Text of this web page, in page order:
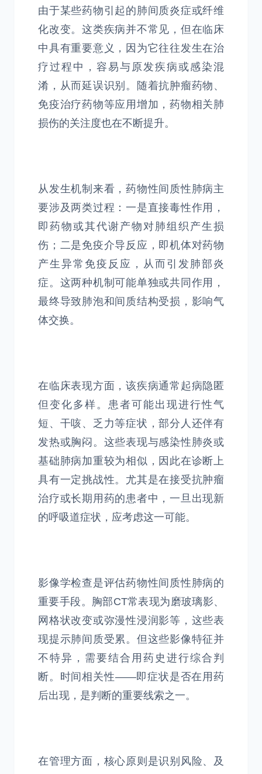
由于某些药物引起的肺间质炎症或纤维
化改变。这类疾病并不常见，但在临床
中具有重要意义，因为它往往发生在治
疗过程中，容易与原发疾病或感染混
淆，从而延误识别。随着抗肿瘤药物、
免疫治疗药物等应用增加，药物相关肺
损伤的关注度也在不断提升。
从发生机制来看，药物性间质性肺病主
要涉及两类过程：一是直接毒性作用，
即药物或其代谢产物对肺组织产生损
伤；二是免疫介导反应，即机体对药物
产生异常免疫反应，从而引发肺部炎
症。这两种机制可能单独或共同作用，
最终导致肺泡和间质结构受损，影响气
体交换。
在临床表现方面，该疾病通常起病隐匿
但变化多样。患者可能出现进行性气
短、干咳、乏力等症状，部分人还伴有
发热或胸闷。这些表现与感染性肺炎或
基础肺病加重较为相似，因此在诊断上
具有一定挑战性。尤其是在接受抗肿瘤
治疗或长期用药的患者中，一旦出现新
的呼吸道症状，应考虑这一可能。
影像学检查是评估药物性间质性肺病的
重要手段。胸部CT常表现为磨玻璃影、
网格状改变或弥漫性浸润影等，这些表
现提示肺间质受累。但这些影像特征并
不特异，需要结合用药史进行综合判
断。时间相关性——即症状是否在用药
后出现，是判断的重要线索之一。
在管理方面，核心原则是识别风险、及